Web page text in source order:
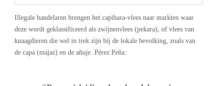
Illegale handelaren brengen het capibara-vlees naar markten waar
deze wordt geklassificeerd als zwijnenvlees (pekara), of vlees van
knaagdieren die wel in trek zijn bij de lokale bevolking, zoals van
de capa (majaz) en de añuje. Pérez Peña: